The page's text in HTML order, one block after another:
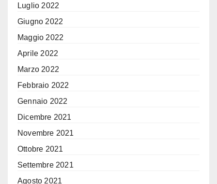
Luglio 2022
Giugno 2022
Maggio 2022
Aprile 2022
Marzo 2022
Febbraio 2022
Gennaio 2022
Dicembre 2021
Novembre 2021
Ottobre 2021
Settembre 2021
Agosto 2021